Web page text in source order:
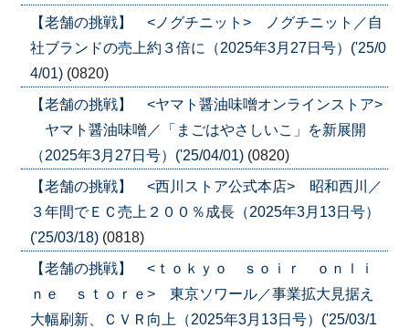
【老舗の挑戦】 <ノグチニット> ノグチニット／自
社ブランドの売上約３倍に（2025年3月27日号）('25/0
4/01) (0820)
【老舗の挑戦】 <ヤマト醤油味噌オンラインストア>
ヤマト醤油味噌／「まごはやさしいこ」を新展開
（2025年3月27日号）('25/04/01) (0820)
【老舗の挑戦】 <西川ストア公式本店> 昭和西川／
３年間でＥＣ売上２００％成長（2025年3月13日号）
('25/03/18) (0818)
【老舗の挑戦】 <ｔｏｋｙｏ ｓｏｉｒ ｏｎｌｉ
ｎｅ ｓｔｏｒｅ> 東京ソワール／事業拡大見据え
大幅刷新、ＣＶＲ向上（2025年3月13日号）('25/03/1